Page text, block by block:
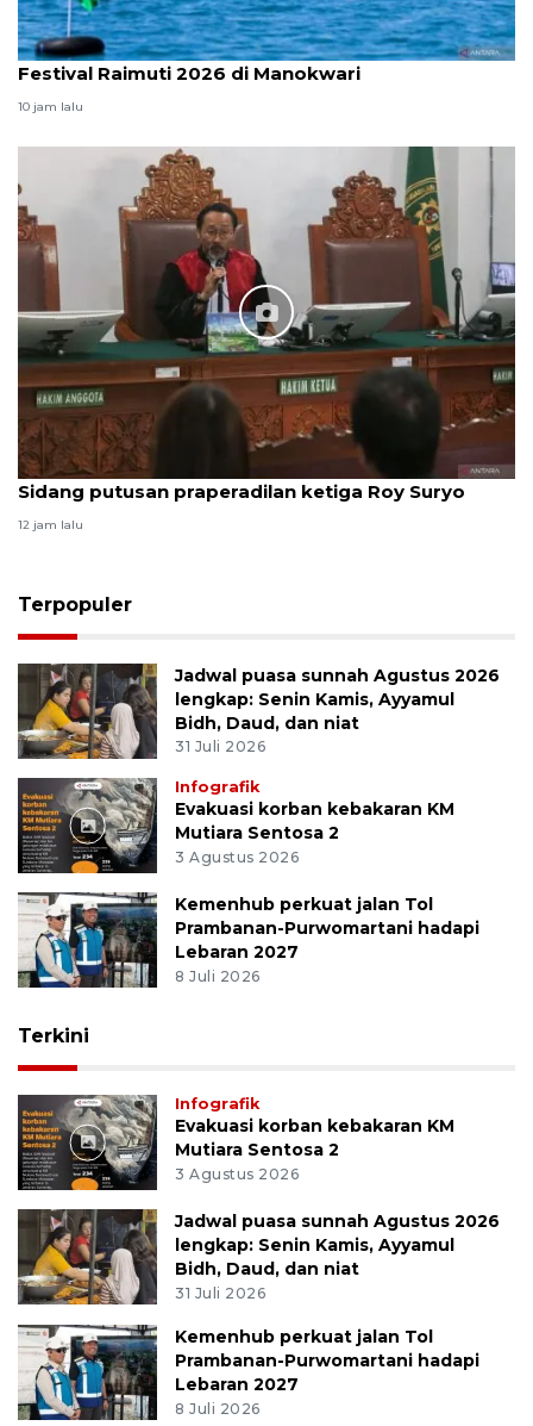
Festival Raimuti 2026 di Manokwari
10 jam lalu
Sidang putusan praperadilan ketiga Roy Suryo
12 jam lalu
Terpopuler
Jadwal puasa sunnah Agustus 2026
lengkap: Senin Kamis, Ayyamul
Bidh, Daud, dan niat
31 Juli 2026
Infografik
Evakuasi korban kebakaran KM
Mutiara Sentosa 2
3 Agustus 2026
Kemenhub perkuat jalan Tol
Prambanan-Purwomartani hadapi
Lebaran 2027
8 Juli 2026
Terkini
Infografik
Evakuasi korban kebakaran KM
Mutiara Sentosa 2
3 Agustus 2026
Jadwal puasa sunnah Agustus 2026
lengkap: Senin Kamis, Ayyamul
Bidh, Daud, dan niat
31 Juli 2026
Kemenhub perkuat jalan Tol
Prambanan-Purwomartani hadapi
Lebaran 2027
8 Juli 2026